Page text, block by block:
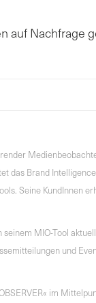
auf
das Brand
Seine KundInnen
seinem MIO-Tool
und
im